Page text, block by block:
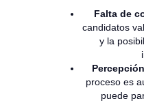
Falta de
candidatos
y la
proceso es
puede